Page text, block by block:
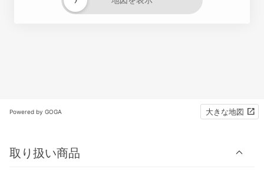
Powered by GOGA 大きな地図
取り扱い商品